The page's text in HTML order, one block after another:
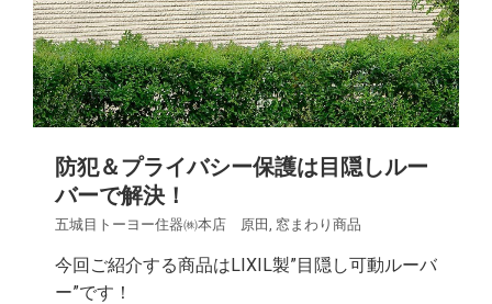
防犯＆プライバシー保護は目隠しルー
バーで解決！
五城目トーヨー住器㈱本店 原田 , 窓まわり商品
今回ご紹介する商品はLIXIL製”目隠し可動ルーバ
ー”です！